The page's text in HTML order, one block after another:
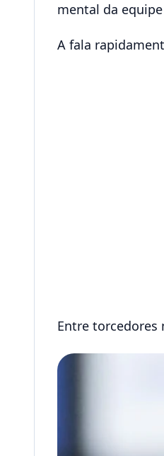
mental da
A fala
Entre torcedores